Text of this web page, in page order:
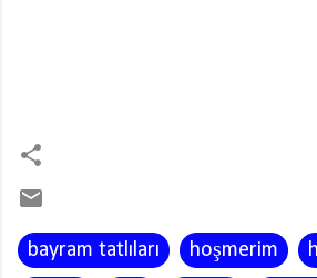
bayram tatlıları hoşmerim